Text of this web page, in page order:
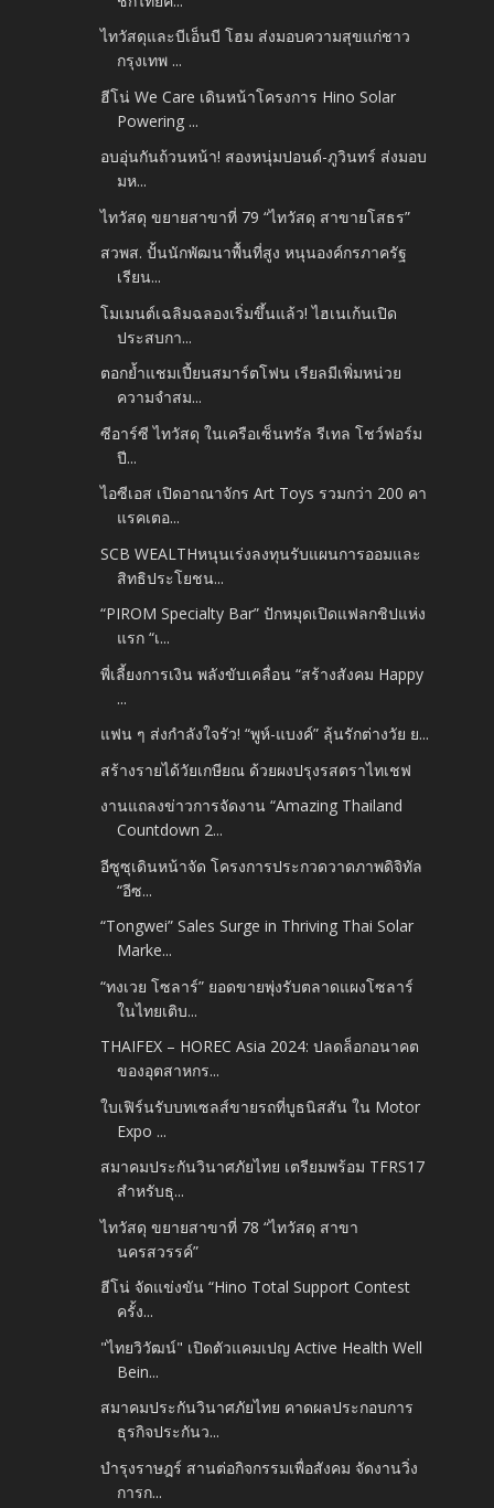
ไทวัสดุและบีเอ็นบี โฮม ส่งมอบความสุขแก่ชาว
กรุงเทพ ...
ฮีโน่ We Care เดินหน้าโครงการ Hino Solar
Powering ...
อบอุ่นกันถ้วนหน้า! สองหนุ่มปอนด์-ภูวินทร์ ส่งมอบ
มห...
ไทวัสดุ ขยายสาขาที่ 79 “ไทวัสดุ สาขายโสธร”
สวพส. ปั้นนักพัฒนาพื้นที่สูง หนุนองค์กรภาครัฐ
เรียน...
โมเมนต์เฉลิมฉลองเริ่มขึ้นแล้ว! ไฮเนเก้นเปิด
ประสบกา...
ตอกย้ำแชมเปี้ยนสมาร์ตโฟน เรียลมีเพิ่มหน่วย
ความจำสม...
ซีอาร์ซี ไทวัสดุ ในเครือเซ็นทรัล รีเทล โชว์ฟอร์ม
ปี...
ไอซีเอส เปิดอาณาจักร Art Toys รวมกว่า 200 คา
แรคเตอ...
SCB WEALTHหนุนเร่งลงทุนรับแผนการออมและ
สิทธิประโยชน...
“PIROM Specialty Bar” ปักหมุดเปิดแฟลกชิปแห่ง
แรก “เ...
พี่เลี้ยงการเงิน พลังขับเคลื่อน “สร้างสังคม Happy
...
แฟน ๆ ส่งกำลังใจรัว! “พูห์-แบงค์” ลุ้นรักต่างวัย ย...
สร้างรายได้วัยเกษียณ ด้วยผงปรุงรสตราไทเชฟ
งานแถลงข่าวการจัดงาน “Amazing Thailand
Countdown 2...
อีซูซุเดินหน้าจัด โครงการประกวดวาดภาพดิจิทัล
“อีซ...
“Tongwei” Sales Surge in Thriving Thai Solar
Marke...
“ทงเวย โซลาร์” ยอดขายพุ่งรับตลาดแผงโซลาร์
ในไทยเติบ...
THAIFEX – HOREC Asia 2024: ปลดล็อกอนาคต
ของอุตสาหกร...
ใบเฟิร์นรับบทเซลส์ขายรถที่บูธนิสสัน ใน Motor
Expo ...
สมาคมประกันวินาศภัยไทย เตรียมพร้อม TFRS17
สำหรับธุ...
ไทวัสดุ ขยายสาขาที่ 78 “ไทวัสดุ สาขา
นครสวรรค์”
ฮีโน่ จัดแข่งขัน “Hino Total Support Contest
ครั้ง...
"ไทยวิวัฒน์" เปิดตัวแคมเปญ Active Health Well
Bein...
สมาคมประกันวินาศภัยไทย คาดผลประกอบการ
ธุรกิจประกันว...
บำรุงราษฎร์ สานต่อกิจกรรมเพื่อสังคม จัดงานวิ่ง
การก...